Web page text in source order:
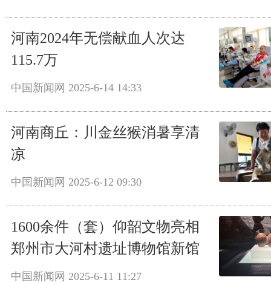
河南2024年无偿献血人次达
115.7万
中国新闻网 2025-6-14 14:33
河南商丘：川金丝猴消暑享清
凉
中国新闻网 2025-6-12 09:30
1600余件（套）仰韶文物亮相
郑州市大河村遗址博物馆新馆
中国新闻网 2025-6-11 11:27